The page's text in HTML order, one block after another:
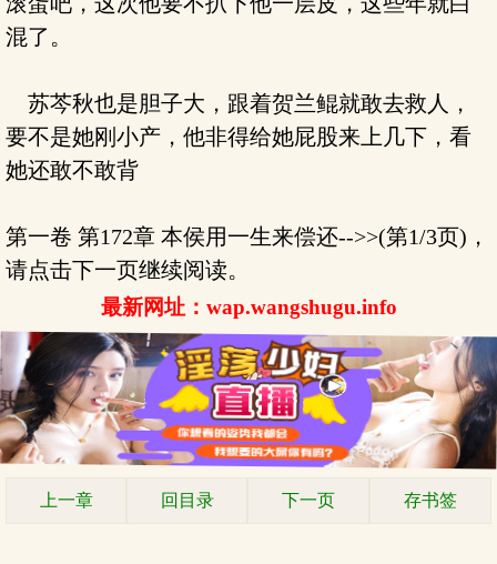
混了。
苏芩秋也是胆子大，跟着贺兰鲲就敢去救人，
要不是她刚小产，他非得给她屁股来上几下，看
她还敢不敢背
第一卷 第172章 本侯用一生来偿还-->>(第1/3页)，
请点击下一页继续阅读。
最新网址：wap.wangshugu.info
上一章 回目录 下一页 存书签